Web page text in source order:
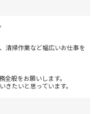
清掃作業など幅広いお仕事を
般をお願いします。
たいと思っています。